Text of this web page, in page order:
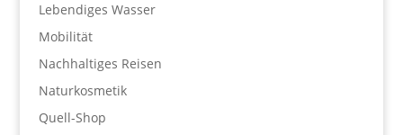
Lebendiges Wasser
Mobilität
Nachhaltiges Reisen
Naturkosmetik
Quell-Shop